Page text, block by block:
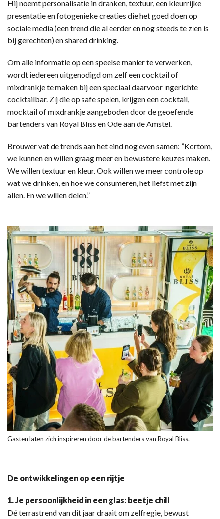
Hij noemt personalisatie in dranken, textuur, een kleurrijke
presentatie en fotogenieke creaties die het goed doen op
sociale media (een trend die al eerder en nog steeds te zien is
bij gerechten) en shared drinking.
Om alle informatie op een speelse manier te verwerken,
wordt iedereen uitgenodigd om zelf een cocktail of
mixdrankje te maken bij een speciaal daarvoor ingerichte
cocktailbar. Zij die op safe spelen, krijgen een cocktail,
mocktail of mixdrankje aangeboden door de geoefende
bartenders van Royal Bliss en Ode aan de Amstel.
Brouwer vat de trends aan het eind nog even samen: ”Kortom,
we kunnen en willen graag meer en bewustere keuzes maken.
We willen textuur en kleur. Ook willen we meer controle op
wat we drinken, en hoe we consumeren, het liefst met zijn
allen. En we willen delen.”
Gasten laten zich inspireren door de bartenders van Royal Bliss.
De ontwikkelingen op een rijtje
1. Je persoonlijkheid in een glas: beetje chill
Dé terrastrend van dit jaar draait om zelfregie, bewust